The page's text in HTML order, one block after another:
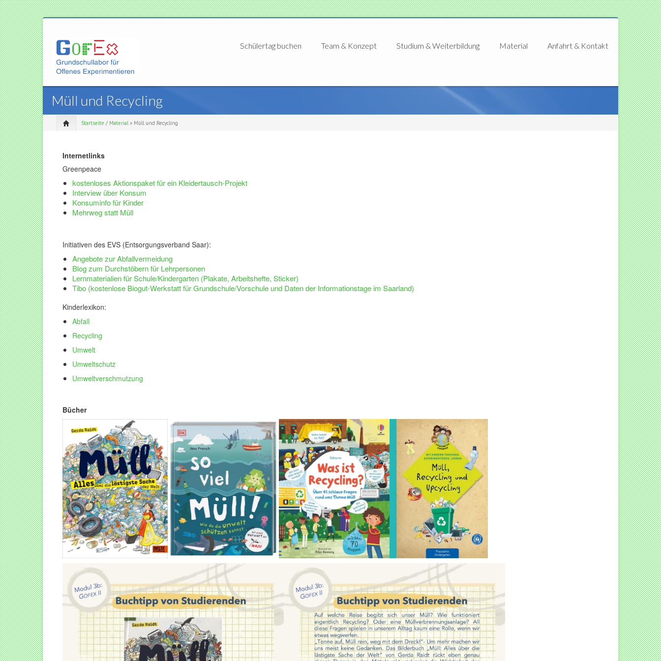
Schülertag buchen Team & Konzept Studium & Weiterbildung Material Anfahrt & Kontakt
Müll und Recycling
Startseite / Material» Müll und Recycling
Internetlinks
Greenpeace
kostenloses Aktionspaket für ein Kleidertausch-Projekt
Interview über Konsum
Konsuminfo für Kinder
Mehrweg statt Müll
Initiativen des EVS (Entsorgungsverband Saar):
Angebote zurAbfallvermeidung
Blogzum Durchstöbern für Lehrpersonen
Lernmaterialien für Schule/Kindergarten (Plakate, Arbeitshefte, Sticker)
Tibo (kostenlose Biogut-Werkstatt für Grundschule/Vorschule und Daten der Informationstage im Saarland)
Kinderlexikon:
Abfall
Recycling
Umwelt
Umweltschutz
Umweltverschmutzung
Bücher